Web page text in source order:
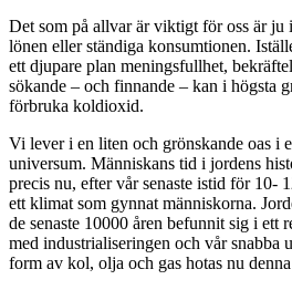
Det som på allvar är viktigt för oss är ju
lönen eller ständiga konsumtionen.
ett djupare plan meningsfullhet,
sökande – och finnande – kan i högsta
förbruka koldioxid.
Vi lever i en liten och grönskande oas i
universum. Människans tid i jordens
precis nu, efter vår senaste istid för 10-
ett klimat som gynnat människorna.
de senaste 10000 åren befunnit sig i ett
med industrialiseringen och vår
form av kol, olja och gas hotas nu